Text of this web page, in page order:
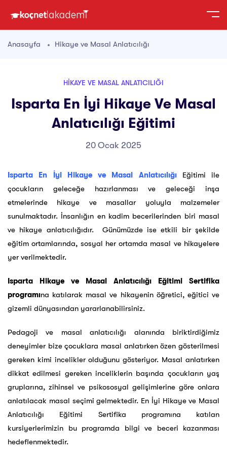
Anasayfa Hikaye ve Masal Anlatıcılığı
HIKAYE VE MASAL ANLATICILIĞI
Isparta En İyi Hikaye Ve Masal
Anlatıcılığı Eğitimi
20 Ocak 2025
Isparta En İyi Hikaye ve Masal AnlatıcılığıEğitimi ile
çocukların geleceğe hazırlanması ve geleceği inşa
etmelerinde hikaye ve masallar yoluyla malzemeler
sunulmaktadır. İnsanlığın en kadim becerilerinden biri masal
ve hikaye anlatıcılığıdır. Günümüzde ise etkili bir şekilde
eğitim ortamlarında, sosyal her ortamda masal ve hikayelere
yer verilmektedir.
Isparta Hikaye ve Masal Anlatıcılığı Eğitimi Sertifika
programına katılarak masal ve hikayenin öğretici, eğitici ve
gizemli dünyasından yararlanabilirsiniz.
Pedagoji ve masal anlatıcılığı alanında biriktirdiğimiz
deneyimler bize çocuklara masal anlatırken özen gösterilmesi
gereken kimi incelikler olduğunu gösteriyor. Masal anlatırken
dikkat edilmesi gereken inceliklerin başında çocukların yaş
gruplarına, zihinsel ve psikososyal gelişimlerine göre onlara
anlatılacak masal seçimi gelmektedir. En İyi Hikaye ve Masal
Anlatıcılığı Eğitimi Sertifika programına katılan
kursiyerlerimizin bu programda bilgi ve beceri kazanması
hedeflenmektedir.